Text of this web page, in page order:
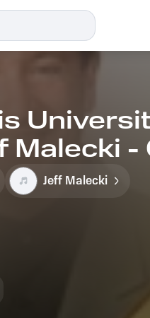
Malecki
Wind
Jeff Malecki